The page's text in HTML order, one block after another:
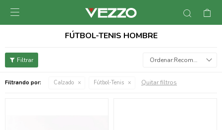

FÚTBOL-TENIS HOMBRE
Recomendados
Filtrando por: Calzado Fútbol-Tenis Quitar filtros